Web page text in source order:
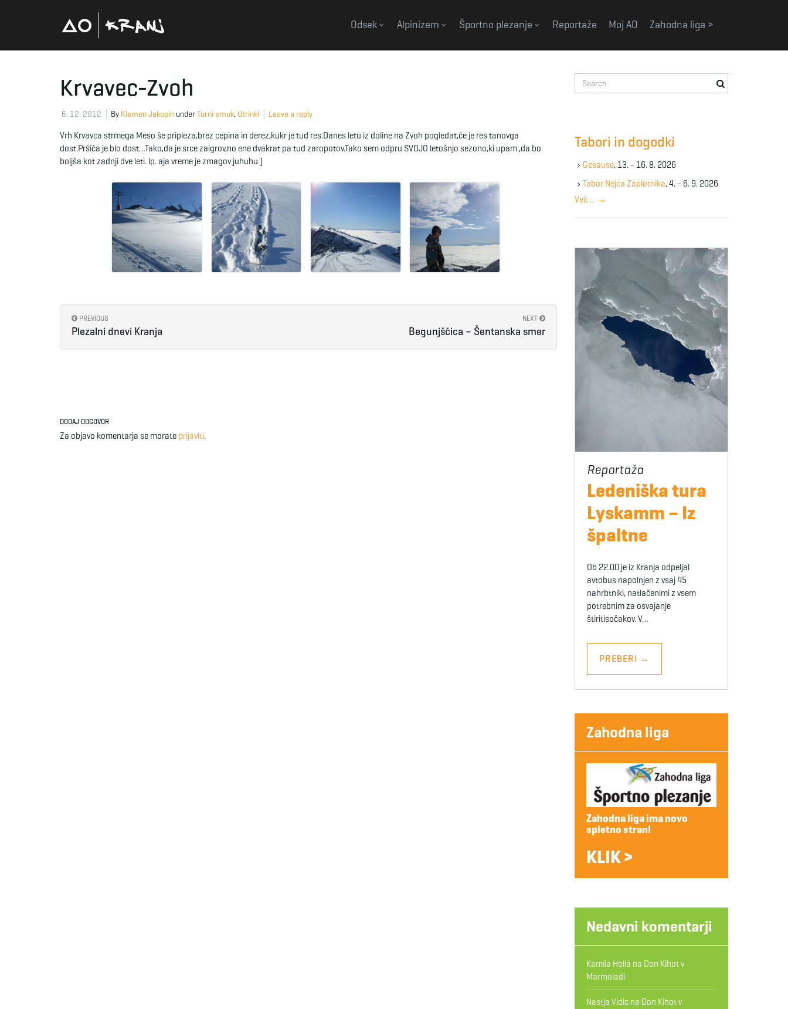
Odsek Alpinizem Športno plezanje Reportaže Moj AO Zahodna liga >
Krvavec-Zvoh
6. 12. 2012 By Klemen Jakopin underTurni smuk, Utrinki Leave a reply
Vrh Krvavca strmega Meso še pripleza,brez cepina in derez,kukr je tud res.Danes letu iz doline na Zvoh pogledat,če je res tanovga
dost.Pršiča je blo dost…Tako,da je srce zaigrov,no ene dvakrat pa tud zaropotov.Tako sem odpru SVOJO letošnjo sezono,ki upam ,da bo
boljša kot zadnji dve leti. lp. aja vreme je zmagov juhuhu:)
PREVIOUS
Plezalni dnevi Kranja
NEXT
Begunjščica – Šentanska smer
DODAJ ODGOVOR
Za objavo komentarja se morate prijaviti.
e
e
y
w
r
Tabori in dogodki
Gesause, 13. - 16. 8. 2026
Tabor Nejca Zaplotnika, 4. - 6. 9. 2026
Več … →
Ledeniška tura
Lyskamm – Iz
špaltne
Ob 22.00 je iz Kranja odpeljal
avtobus napolnjen z vsaj 45
nahrbtniki, natlačenimi z vsem
potrebnim za osvajanje
štiritisočakov. V…
PREBERI →
Zahodna liga
Zahodna liga ima novo
spletno stran!
KLIK >
Nedavni komentarji
Kamila Hollá na Don Kihot v
Marmoladi
Nastja Vidicna Don Kihot v